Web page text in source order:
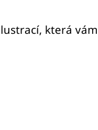
která